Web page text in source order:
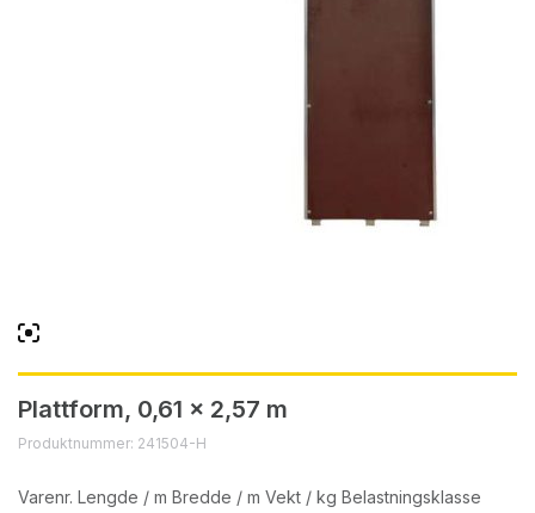
Plattform, 0,61 x 2,57 m
Produktnummer: 241504-H
Varenr. Lengde / m Bredde / m Vekt / kg Belastningsklasse